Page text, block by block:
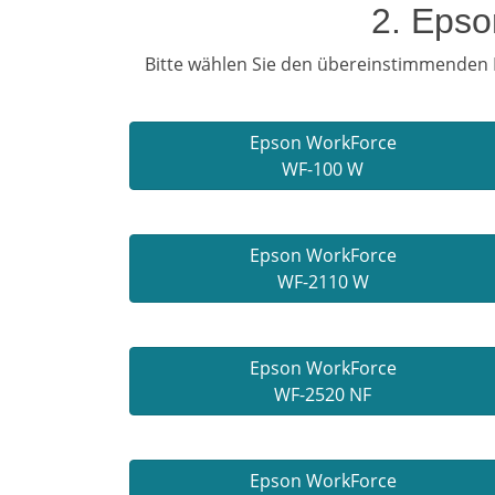
2.
Bitte wählen Sie den
Epson WorkForce
WF-100 W
Epson WorkForce
WF-2110 W
Epson WorkForce
WF-2520 NF
Epson WorkForce